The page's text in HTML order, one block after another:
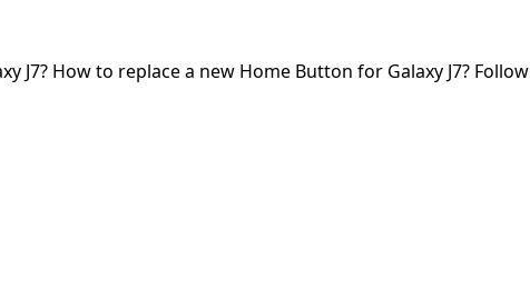
J7? How to replace a new Home Button for Galaxy J7? Follow